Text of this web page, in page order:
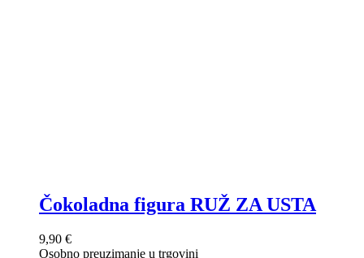
Čokoladna figura RUŽ ZA USTA
9,90 €
Osobno preuzimanje u trgovini